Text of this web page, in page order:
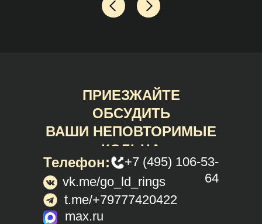
ПРИЕЗЖАЙТЕ
ОБСУДИТЬ
ВАШИ НЕПОВТОРИМЫЕ
КОЛЬЦА
Телефон:
+7 (495) 106-53-
64
vk.me/go_ld_rings
t.me/+79777420422
max.ru